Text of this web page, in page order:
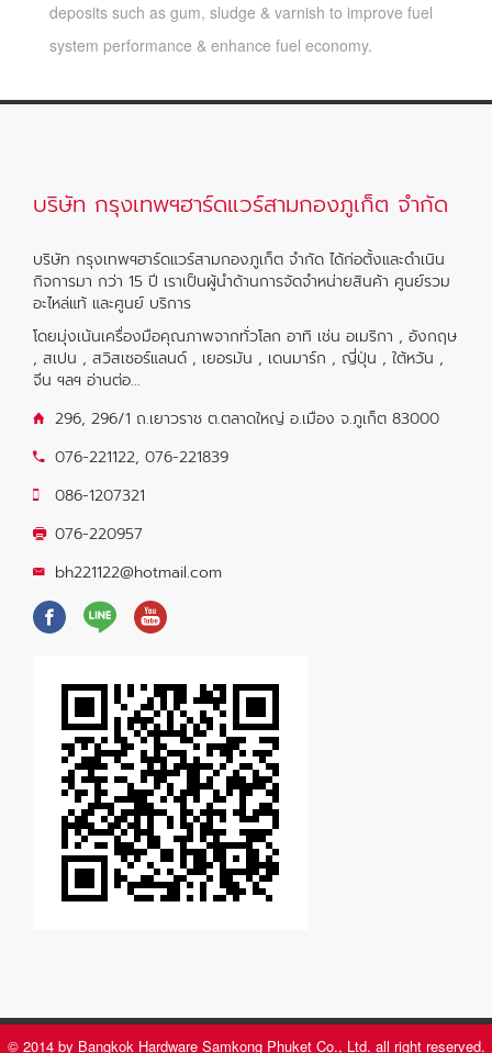
deposits such as gum, sludge & varnish to improve fuel
system performance & enhance fuel economy.
บริษัท กรุงเทพฯฮาร์ดแวร์สามกองภูเก็ต จำกัด
บริษัท กรุงเทพฯฮาร์ดแวร์สามกองภูเก็ต จำกัด ได้ก่อตั้งและดำเนิน
กิจการมา กว่า 15 ปี เราเป็นผู้นำด้านการจัดจำหน่ายสินค้า ศูนย์รวม
อะไหล่แท้ และศูนย์ บริการ
โดยมุ่งเน้นเครื่องมือคุณภาพจากทั่วโลก อาทิ เช่น อเมริกา , อังกฤษ
, สเปน , สวิสเซอร์แลนด์ , เยอรมัน , เดนมาร์ก , ญี่ปุ่น , ใต้หวัน ,
จีน ฯลฯ อ่านต่อ...
296, 296/1 ถ.เยาวราช ต.ตลาดใหญ่ อ.เมือง จ.ภูเก็ต 83000
076-221122, 076-221839
086-1207321
076-220957
bh221122@hotmail.com
© 2014 by Bangkok Hardware Samkong Phuket Co., Ltd. all right reserved.